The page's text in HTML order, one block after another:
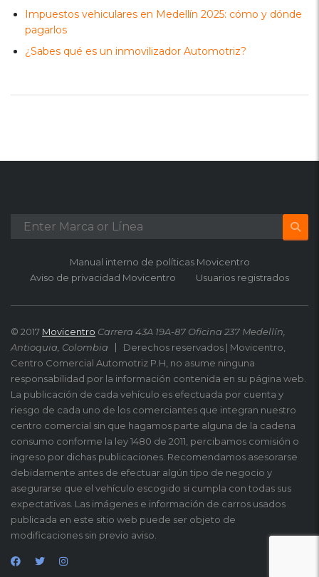
Impuestos vehiculares en Medellín 2025: cómo y dónde
pagarlos
¿Sabes qué es un inmovilizador Automotriz?
Manual interno de políticas Movicentro
Aviso de privacidad Movicentro
Usuarios registrados
© 2017 Movicentro Carrera 43A 19A-87 Oficina 237 Medellín,
Antioquia, Colombia
Derechos reservados | Movicentro,
Centro Comercial Automotriz P.H, no asume ninguna
responsabilidad por la información contenida en su página web.
La publicación de cada vehículo es efectuada por cuenta y
riesgo de cada uno de los comerciantes que integran nuestro
centro comercial sin que hagamos parte alguna de la cadena
consumo conforme la ley 1480 de 2011, percibamos comisión o
ingreso por dichas publicaciones. Recomendamos asesorarse
debidamente antes de efectuar algún tipo de negocio y
asegurarse que el vehículo escogido si cumpla con todas sus
expectativas. Las imágenes e información de carros usados
publicada en este sitio web puede ser objeto de
modificaciones sin previo aviso.